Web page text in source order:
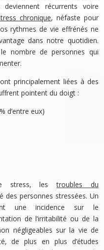
récurrents voire
chronique, néfaste pour
rythmes de vie effrénés ne
dans notre quotidien.
nombre de personnes qui
principalement liées à des
pointent du doigt :
d’entre eux)
ce stress, lestroubles du
des personnes stressées. Un
une incidence sur le
de l’irritabilité ou de la
négligeables sur la vie de
de plus en plus d’études